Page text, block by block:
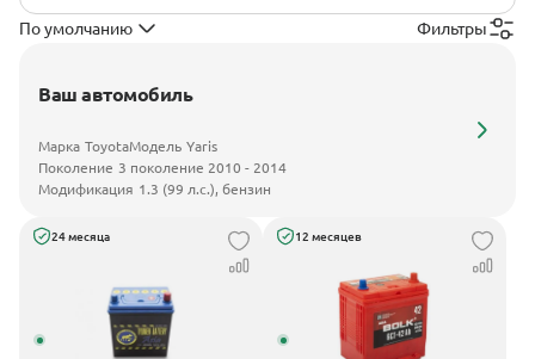
По умолчанию Фильтры
Ваш автомобиль
Марка ToyotaМодель Yaris
Поколение 3 поколение 2010 - 2014
Модификация 1.3 (99 л.с.), бензин
24 месяца 12 месяцев